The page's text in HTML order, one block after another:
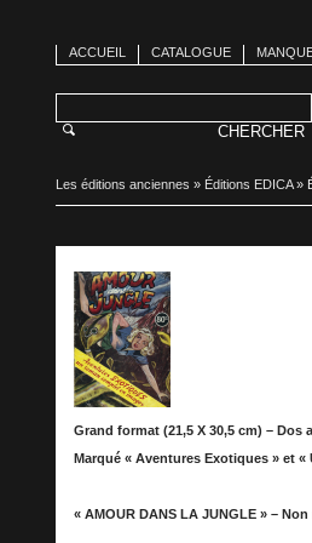
ACCUEIL CATALOGUE
Les éditions anciennes » Éditions EDICA»
Grand format (21,5 X 30,5 cm) – Dos
Marqué « Aventures Exotiques » et
« AMOUR DANS LA JUNGLE » – Non